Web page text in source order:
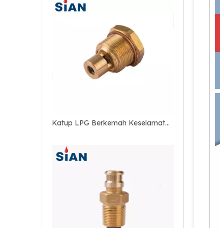
Katup LPG Berkemah Keselamatan Silinder Kompak